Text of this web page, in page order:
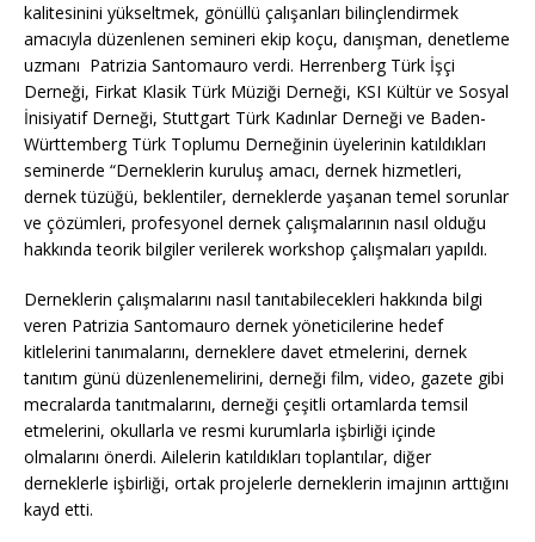
kalitesinini yükseltmek, gönüllü çalışanları bilinçlendirmek
amacıyla düzenlenen semineri ekip koçu, danışman, denetleme
uzmanı Patrizia Santomauro verdi. Herrenberg Türk İşçi
Derneği, Firkat Klasik Türk Müziği Derneği, KSI Kültür ve Sosyal
İnisiyatif Derneği, Stuttgart Türk Kadınlar Derneği ve Baden-
Württemberg Türk Toplumu Derneğinin üyelerinin katıldıkları
seminerde “Derneklerin kuruluş amacı, dernek hizmetleri,
dernek tüzüğü, beklentiler, derneklerde yaşanan temel sorunlar
ve çözümleri, profesyonel dernek çalışmalarının nasıl olduğu
hakkında teorik bilgiler verilerek workshop çalışmaları yapıldı.
Derneklerin çalışmalarını nasıl tanıtabilecekleri hakkında bilgi
veren Patrizia Santomauro dernek yöneticilerine hedef
kitlelerini tanımalarını, derneklere davet etmelerini, dernek
tanıtım günü düzenlenemelirini, derneği film, video, gazete gibi
mecralarda tanıtmalarını, derneği çeşitli ortamlarda temsil
etmelerini, okullarla ve resmi kurumlarla işbirliği içinde
olmalarını önerdi. Ailelerin katıldıkları toplantılar, diğer
derneklerle işbirliği, ortak projelerle derneklerin imajının arttığını
kayd etti.